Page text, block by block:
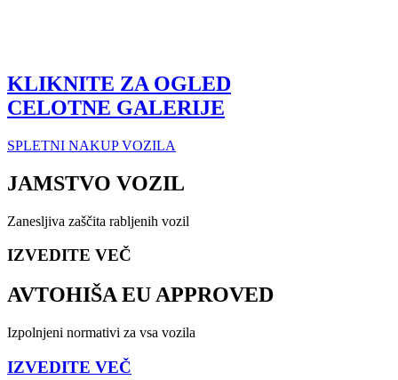
KLIKNITE ZA OGLED
CELOTNE GALERIJE
SPLETNI NAKUP VOZILA
JAMSTVO VOZIL
Zanesljiva zaščita rabljenih vozil
IZVEDITE VEČ
AVTOHIŠA EU APPROVED
Izpolnjeni normativi za vsa vozila
IZVEDITE VEČ